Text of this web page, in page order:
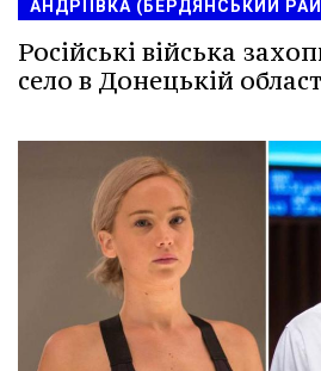
АНДРІЇВКА (БЕРДЯНСЬКИЙ
Російські війська
село в Донецькій